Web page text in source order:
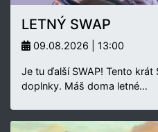
LETNÝ SWAP
09.08.2026 | 13:00
Je tu ďalší SWAP! Tento krát
doplnky. Máš doma letné…